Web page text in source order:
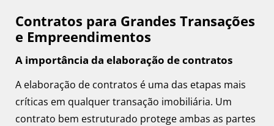
Contratos para Grandes Transações
e Empreendimentos
A importância da elaboração de contratos
A elaboração de contratos é uma das etapas mais
críticas em qualquer transação imobiliária. Um
contrato bem estruturado protege ambas as partes